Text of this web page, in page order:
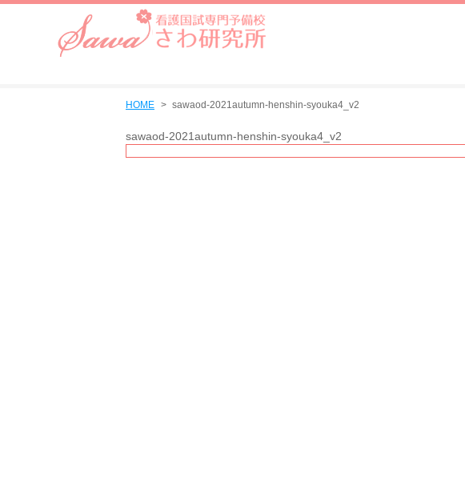
HOME sawaod-2021autumn-henshin-syouka4_v2
sawaod-2021autumn-henshin-syouka4_v2